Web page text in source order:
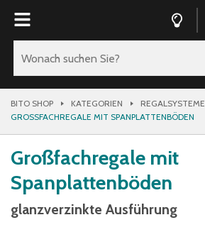
BITO SHOP KATEGORIEN REGALSYSTEME
GROSSFACHREGALE MIT SPANPLATTENBÖDEN
Großfachregale mit
Spanplattenböden
glanzverzinkte Ausführung